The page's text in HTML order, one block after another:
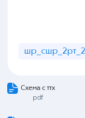
Схема с ттх
pdf